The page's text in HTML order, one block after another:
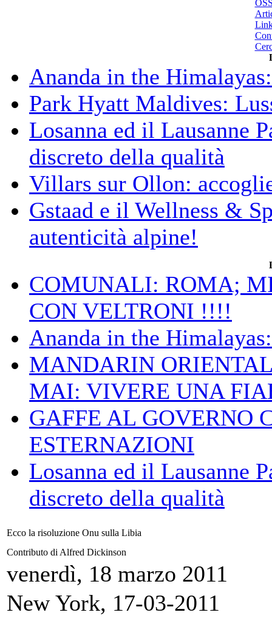
Ananda in the
Park Hyatt Maldives:
Losanna ed il Lausanne
discreto della qualità
Villars sur Ollon:
Gstaad e il Wellness &
autenticità alpine!
COMUNALI: ROMA;
CON VELTRONI !!!!
Ananda in the
MANDARIN
MAI: VIVERE UNA
GAFFE AL GOVERNO
ESTERNAZIONI
Losanna ed il Lausanne
discreto della qualità
Ecco la risoluzione Onu sulla Libia
Contributo di Alfred Dickinson
venerdì, 18 marzo 2011
New York, 17-03-2011